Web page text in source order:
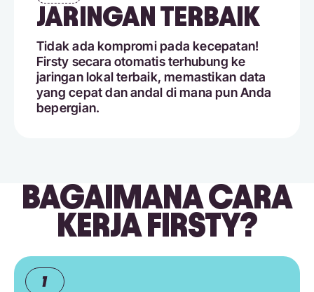
JARINGAN TERBAIK
Tidak ada kompromi pada kecepatan!
Firsty secara otomatis terhubung ke
jaringan lokal terbaik, memastikan data
yang cepat dan andal di mana pun Anda
bepergian.
BAGAIMANA CARA
KERJA FIRSTY?